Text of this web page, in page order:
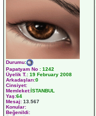
Durumu:
Papatyam No : 1242
Üyelik T.: 19 February 2008
Arkadaşları:0
Cinsiyet:
Memleket:İSTANBUL
Yaş:64
Mesaj: 13.567
Konular:
Beğenildi: